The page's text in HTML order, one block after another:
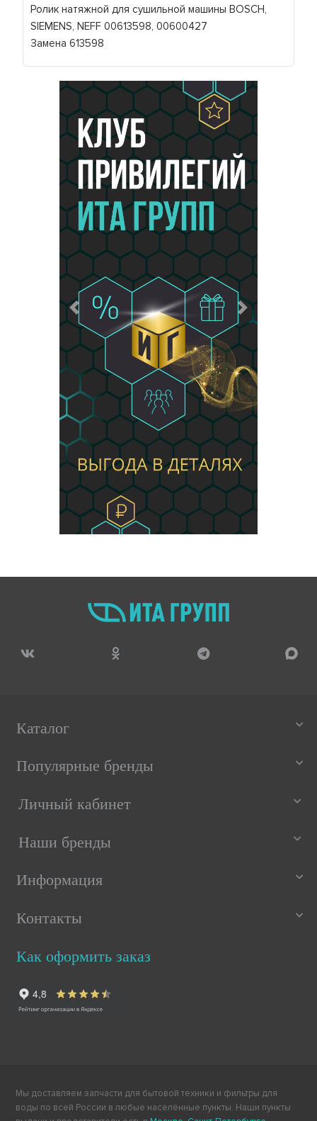
Ролик натяжной для сушильной машины BOSCH,
SIEMENS, NEFF 00613598, 00600427
Замена 613598
Предыдущий Следующий
Каталог
Популярные бренды
Личный кабинет
Наши бренды
Информация
Контакты
Как оформить заказ
Мы доставляем запчасти для бытовой техники и фильтры для
воды по всей России в любые населённые пункты. Наши пункты